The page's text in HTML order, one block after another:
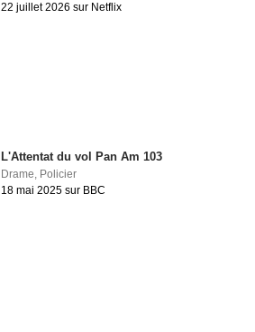
22 juillet 2026 sur Netflix
L'Attentat du vol Pan Am 103
Drame, Policier
18 mai 2025 sur BBC